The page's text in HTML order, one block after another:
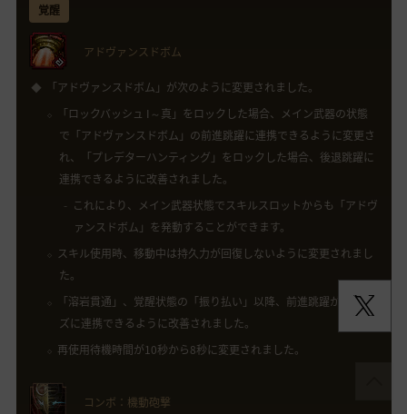
覚醒
アドヴァンスドボム
「アドヴァンスドボム」が次のように変更されました。
「ロックバッシュ I～真」をロックした場合、メイン武器の状態
で「アドヴァンスドボム」の前進跳躍に連携できるように変更さ
れ、「プレデターハンティング」をロックした場合、後退跳躍に
連携できるように改善されました。
これにより、メイン武器状態でスキルスロットからも「アドヴ
ァンスドボム」を発動することができます。
スキル使用時、移動中は持久力が回復しないように変更されまし
た。
「溶岩貫通」、覚醒状態の「振り払い」以降、前進跳躍がスムー
ズに連携できるように改善されました。
再使用待機時間が10秒から8秒に変更されました。
コンボ：機動砲撃